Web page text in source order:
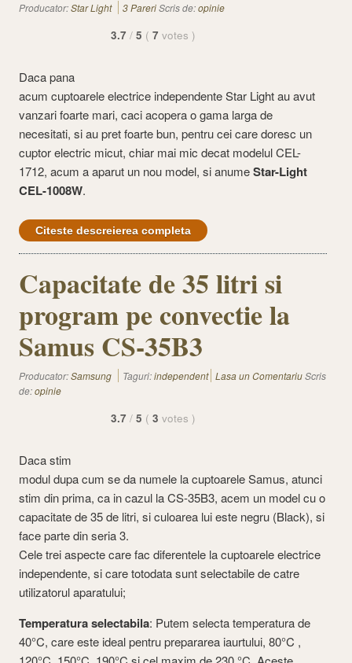
Producator:Star Light 3 PareriScris de:opinie
3.7 / 5 ( 7 votes )
Daca pana
acum cuptoarele electrice independente Star Light au avut
vanzari foarte mari, caci acopera o gama larga de
necesitati, si au pret foarte bun, pentru cei care doresc un
cuptor electric micut, chiar mai mic decat modelul CEL-
1712, acum a aparut un nou model, si anumeStar-Light
CEL-1008W.
Citeste descreierea completa
Capacitate de 35 litri si
program pe convectie la
Samus CS-35B3
Producator:Samsung Taguri:independent Lasa un ComentariuScris
de:opinie
3.7 / 5 ( 3 votes )
Daca stim
modul dupa cum se da numele la cuptoarele Samus, atunci
stim din prima, ca in cazul la CS-35B3, acem un model cu o
capacitate de 35 de litri, si culoarea lui este negru (Black), si
face parte din seria 3.
Cele trei aspecte care fac diferentele la cuptoarele electrice
independente, si care totodata sunt selectabile de catre
utilizatorul aparatului;
Temperatura selectabila: Putem selecta temperatura de
40°C, care este ideal pentru prepararea iaurtului, 80°C ,